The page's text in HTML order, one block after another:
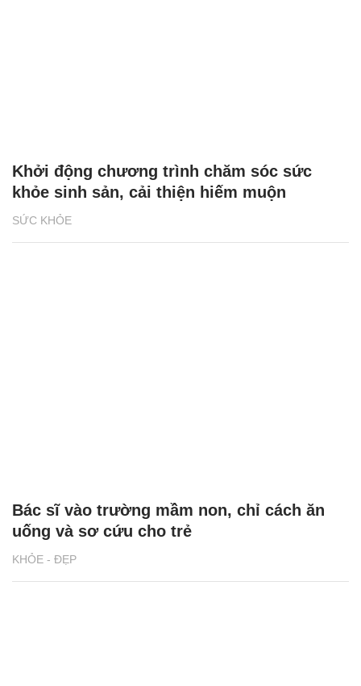
SỨC KHỎE
Khởi động chương trình chăm sóc sức
khỏe sinh sản, cải thiện hiếm muộn
KHỎE - ĐẸP
Bác sĩ vào trường mầm non, chỉ cách ăn
uống và sơ cứu cho trẻ